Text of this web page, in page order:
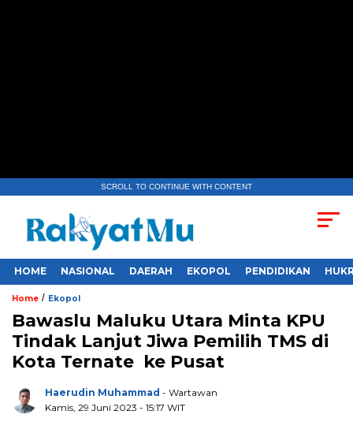
SCROLL TO CONTINUE WITH CONTENT
HOME NASIONAL DAERAH EKOPOL PENDIDIKAN
Home / Ekopol
Bawaslu Maluku Utara Minta KPU
Tindak Lanjut Jiwa Pemilih TMS di
Kota Ternate ke Pusat
Haerudin Muhammad - Wartawan
Kamis, 29 Juni 2023 - 15:17 WIT